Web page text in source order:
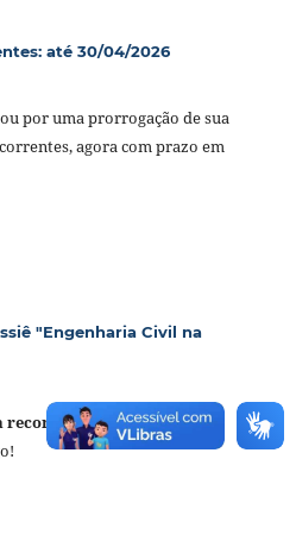
até 30/04/2026
por uma prorrogação de sua
agora com prazo em
"Engenharia Civil na
do RS": até